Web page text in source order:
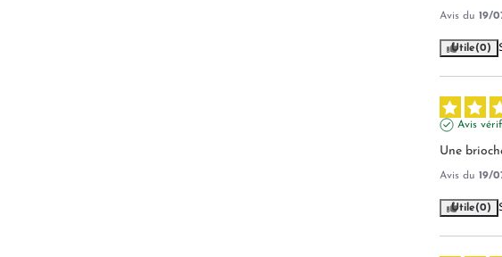
Avis du 19/
Utile(0)
Avis
Une
Avis du 19/
Utile(0)